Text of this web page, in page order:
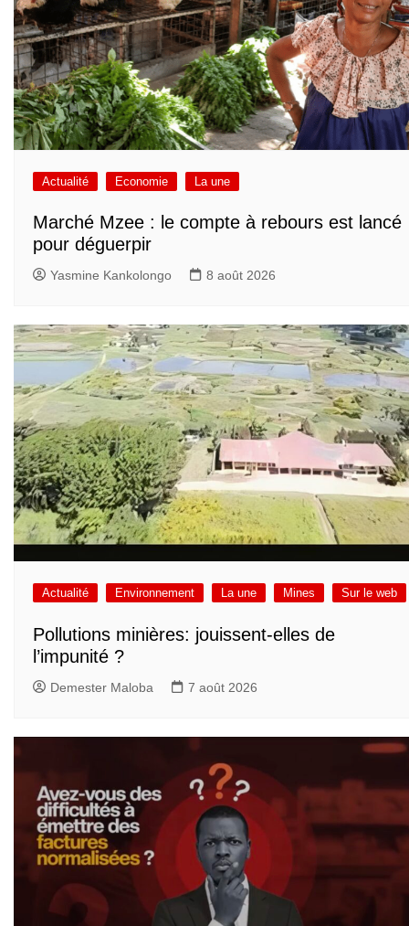
Actualité Economie La une
Marché Mzee : le compte à rebours est lancé
pour déguerpir
Yasmine Kankolongo 8 août 2026
Actualité Environnement La une Mines Sur le web
Pollutions minières: jouissent-elles de
l’impunité ?
Demester Maloba 7 août 2026